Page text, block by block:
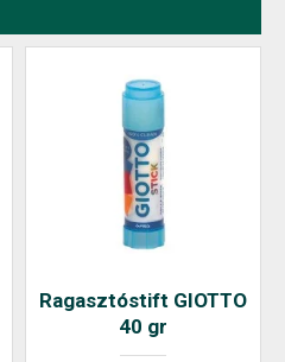
Ragasztóstift GIOTTO
40 gr